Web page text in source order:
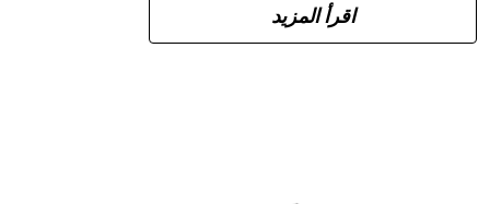
اقرأ المزيد